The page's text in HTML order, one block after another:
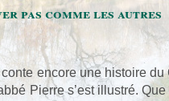
pas comme les autres
encore une histoire
Pierre s’est illustré.